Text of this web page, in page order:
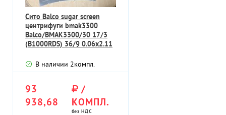
Сито Balco sugar screen
центрифуги bmak3300
Balco/BMAK3300/30 17/3
(B1000RDS) 36/9 0.06х2.11
В наличии 2компл.
93
938,68
/
КОМПЛ.
без НДС